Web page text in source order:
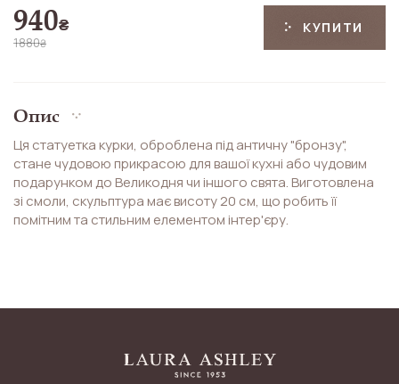
940₴
1880₴
КУПИТИ
Опис
Ця статуетка курки, оброблена під античну "бронзу",
стане чудовою прикрасою для вашої кухні або чудовим
подарунком до Великодня чи іншого свята. Виготовлена
зі смоли, скульптура має висоту 20 см, що робить її
помітним та стильним елементом інтер'єру.